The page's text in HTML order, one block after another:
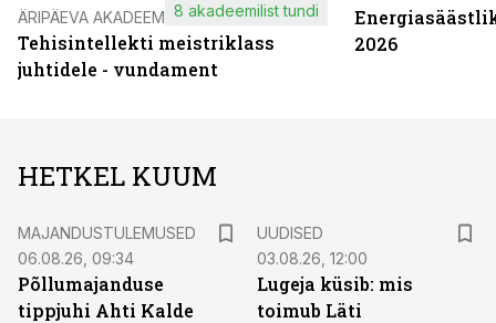
ÄRIPÄEVA AKADEEMIA
Tehisintellekti meistriklass
juhtidele - vundament
8 akadeemilist tundi
2026
HETKEL KUUM
MAJANDUSTULEMUSED
06.08.26, 09:34
Põllumajanduse
tippjuhi Ahti Kalde
UUDISED
03.08.26, 12:00
Lugeja küsib: mis
toimub Läti